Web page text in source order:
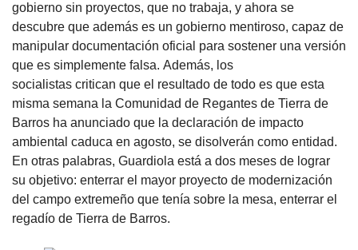
gobierno sin proyectos, que no trabaja, y ahora se
descubre que además es un gobierno mentiroso, capaz de
manipular documentación oficial para sostener una versión
que es simplemente falsa. Además, los
socialistas critican que el resultado de todo es que esta
misma semana la Comunidad de Regantes de Tierra de
Barros ha anunciado que la declaración de impacto
ambiental caduca en agosto, se disolverán como entidad.
En otras palabras, Guardiola está a dos meses de lograr
su objetivo: enterrar el mayor proyecto de modernización
del campo extremeño que tenía sobre la mesa, enterrar el
regadío de Tierra de Barros.